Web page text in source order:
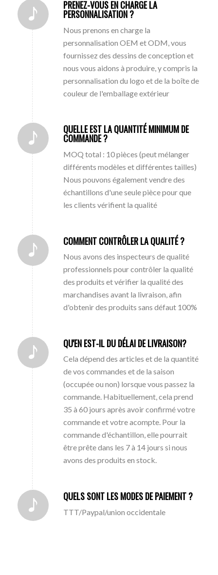
PRENEZ-VOUS EN CHARGE LA
PERSONNALISATION ?
Nous prenons en charge la
personnalisation OEM et ODM, vous
fournissez des dessins de conception et
nous vous aidons à produire, y compris la
personnalisation du logo et de la boîte de
couleur de l'emballage extérieur
QUELLE EST LA QUANTITÉ MINIMUM DE
COMMANDE ?
MOQ total : 10 pièces (peut mélanger
différents modèles et différentes tailles)
Nous pouvons également vendre des
échantillons d'une seule pièce pour que
les clients vérifient la qualité
COMMENT CONTRÔLER LA QUALITÉ ?
Nous avons des inspecteurs de qualité
professionnels pour contrôler la qualité
des produits et vérifier la qualité des
marchandises avant la livraison, afin
d'obtenir des produits sans défaut 100%
QU'EN EST-IL DU DÉLAI DE LIVRAISON?
Cela dépend des articles et de la quantité
de vos commandes et de la saison
(occupée ou non) lorsque vous passez la
commande. Habituellement, cela prend
35 à 60 jours après avoir confirmé votre
commande et votre acompte. Pour la
commande d'échantillon, elle pourrait
être prête dans les 7 à 14 jours si nous
avons des produits en stock.
QUELS SONT LES MODES DE PAIEMENT ?
TTT/Paypal/union occidentale